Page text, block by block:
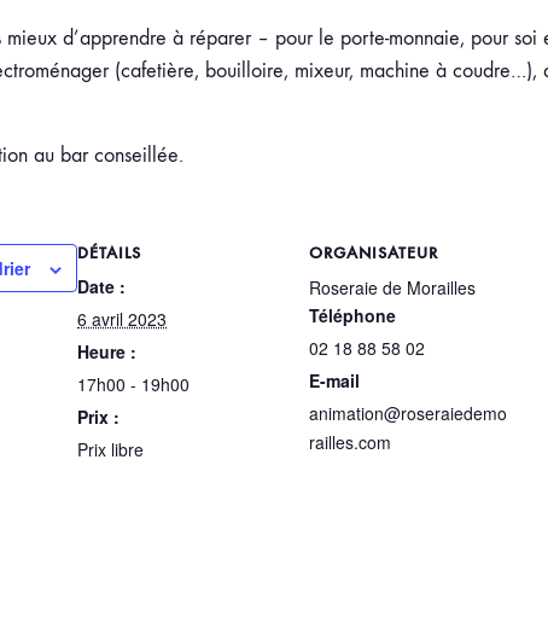
mieux d’apprendre à réparer – pour le porte-monnaie, pour
(cafetière, bouilloire, mixeur, machine à
au bar conseillée.
DÉTAILS
Date :
6 avril 2023
Heure :
17h00 - 19h00
Prix :
Prix libre
ORGANISATEUR
Roseraie de Morailles
Téléphone
02 18 88 58 02
E-mail
animation@roseraiedemo
railles.com